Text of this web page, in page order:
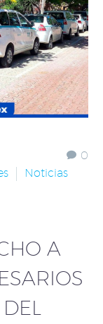
0
Noticias
A